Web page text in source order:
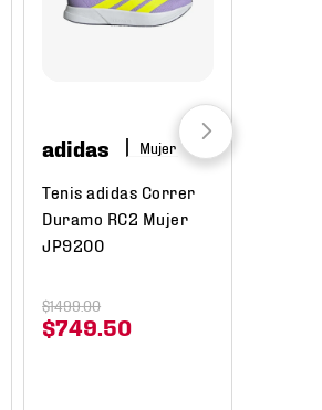
adidas Mujer
Tenis adidas Correr
Duramo RC2 Mujer
JP9200
$749 50
$1499.00